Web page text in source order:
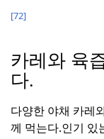
[72]
카레와 육
다.
다양한 야채 카레
께 먹는다.인기 있